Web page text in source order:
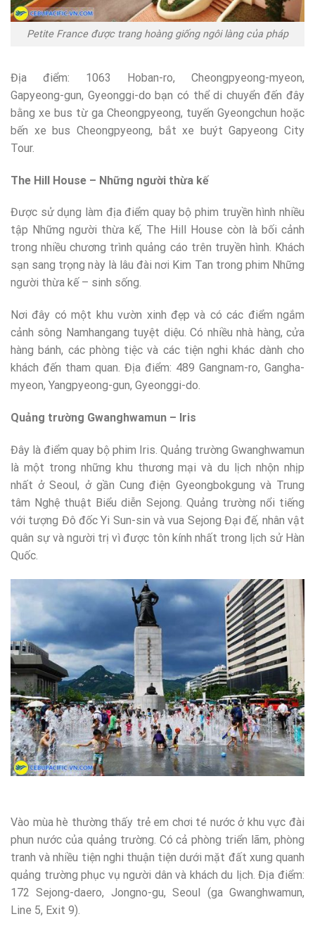
Petite France được trang hoàng giống ngôi làng của pháp
Địa điểm: 1063 Hoban-ro, Cheongpyeong-myeon,
Gapyeong-gun, Gyeonggi-do bạn có thể di chuyển đến đây
bằng xe bus từ ga Cheongpyeong, tuyến Gyeongchun hoặc
bến xe bus Cheongpyeong, bắt xe buýt Gapyeong City
Tour.
The Hill House – Những người thừa kế
Được sử dụng làm địa điểm quay bộ phim truyền hình nhiều
tập Những người thừa kế, The Hill House còn là bối cảnh
trong nhiều chương trình quảng cáo trên truyền hình. Khách
sạn sang trọng này là lâu đài nơi Kim Tan trong phim Những
người thừa kế – sinh sống.
Nơi đây có một khu vườn xinh đẹp và có các điểm ngắm
cảnh sông Namhangang tuyệt diệu. Có nhiều nhà hàng, cửa
hàng bánh, các phòng tiệc và các tiện nghi khác dành cho
khách đến tham quan. Địa điểm: 489 Gangnam-ro, Gangha-
myeon, Yangpyeong-gun, Gyeonggi-do.
Quảng trường Gwanghwamun – Iris
Đây là điểm quay bộ phim Iris. Quảng trường Gwanghwamun
là một trong những khu thương mại và du lịch nhộn nhịp
nhất ở Seoul, ở gần Cung điện Gyeongbokgung và Trung
tâm Nghệ thuật Biểu diễn Sejong. Quảng trường nổi tiếng
với tượng Đô đốc Yi Sun-sin và vua Sejong Đại đế, nhân vật
quân sự và người trị vì được tôn kính nhất trong lịch sử Hàn
Quốc.
Vào mùa hè thường thấy trẻ em chơi té nước ở khu vực đài
phun nước của quảng trường. Có cả phòng triển lãm, phòng
tranh và nhiều tiện nghi thuận tiện dưới mặt đất xung quanh
quảng trường phục vụ người dân và khách du lịch. Địa điểm:
172 Sejong-daero, Jongno-gu, Seoul (ga Gwanghwamun,
Line 5, Exit 9).